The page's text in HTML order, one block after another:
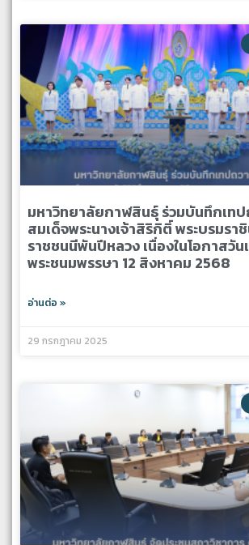
มหาวิทยาลัยกาฬสินธุ์ ร่วมบันทึกเท
สมเด็จพระนางเจ้าสิริกิติ์ พระบรมรา
ราชชนนีพันปีหลวง เนื่องในโอกาสวัน
พระชนมพรรษา 12 สิงหาคม 2568
อ่านต่อ »
29 กรกฎาคม 2025